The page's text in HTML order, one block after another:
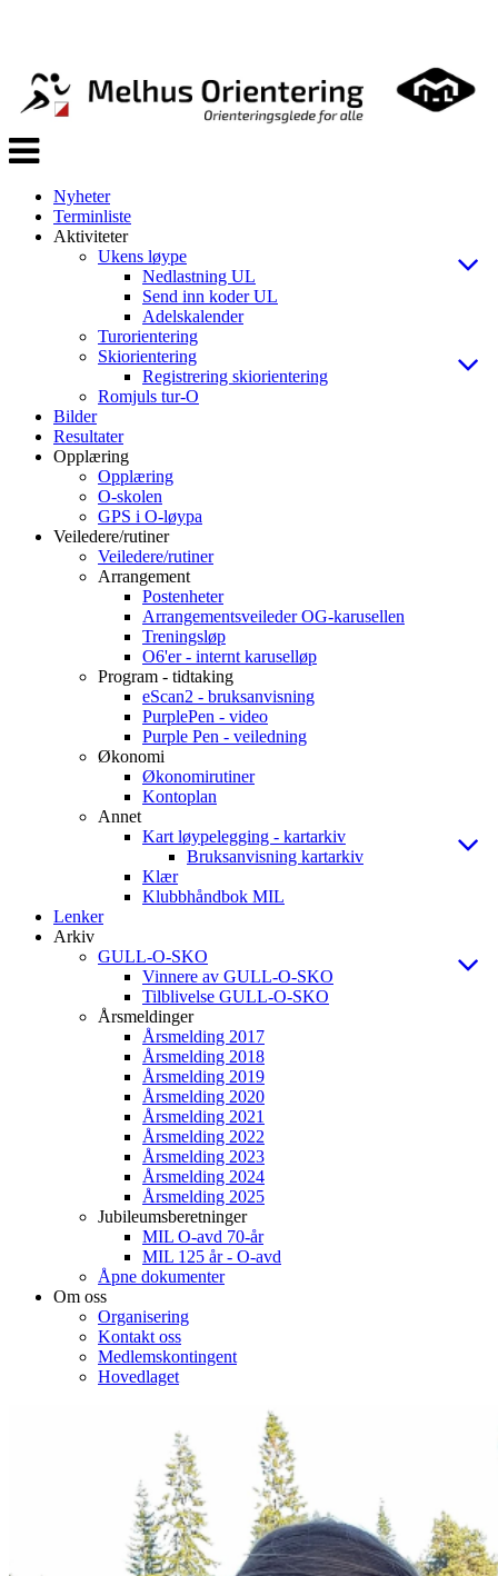
Veksle
navigasjon
Nyheter
Terminliste
Aktiviteter
Ukens løype
Nedlastning UL
Send inn koder UL
Adelskalender
Turorientering
Skiorientering
Registrering skiorientering
Romjuls tur-O
Bilder
Resultater
Opplæring
Opplæring
O-skolen
GPS i O-løypa
Veiledere/rutiner
Veiledere/rutiner
Arrangement
Postenheter
Arrangementsveileder OG-karusellen
Treningsløp
O6'er - internt karuselløp
Program - tidtaking
eScan2 - bruksanvisning
PurplePen - video
Purple Pen - veiledning
Økonomi
Økonomirutiner
Kontoplan
Annet
Kart løypelegging - kartarkiv
Bruksanvisning kartarkiv
Klær
Klubbhåndbok MIL
Lenker
Arkiv
GULL-O-SKO
Vinnere av GULL-O-SKO
Tilblivelse GULL-O-SKO
Årsmeldinger
Årsmelding 2017
Årsmelding 2018
Årsmelding 2019
Årsmelding 2020
Årsmelding 2021
Årsmelding 2022
Årsmelding 2023
Årsmelding 2024
Årsmelding 2025
Jubileumsberetninger
MIL O-avd 70-år
MIL 125 år - O-avd
Åpne dokumenter
Om oss
Organisering
Kontakt oss
Medlemskontingent
Hovedlaget